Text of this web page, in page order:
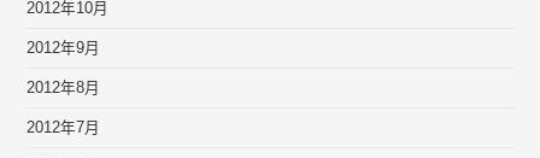
2012年10月
2012年9月
2012年8月
2012年7月